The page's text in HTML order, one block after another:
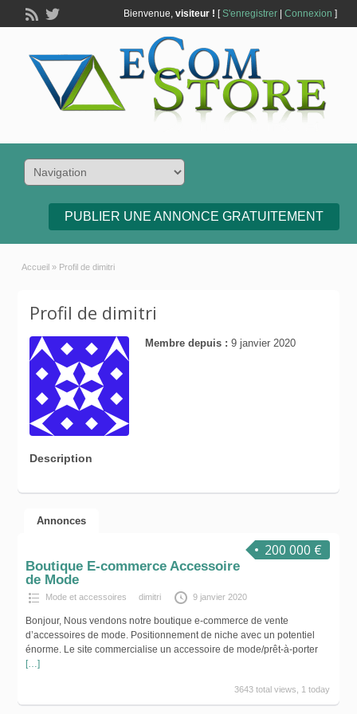
Bienvenue, visiteur ! [S'enregistrer| Connexion ]
PUBLIER UNE ANNONCE GRATUITEMENT
Accueil » Profil de dimitri
Profil de dimitri
Membre depuis : 9 janvier 2020
Description
Annonces
200 000 €
Boutique E-commerce Accessoire
de Mode
Mode et accessoires dimitri 9 janvier 2020
Bonjour, Nous vendons notre boutique e-commerce de vente
d’accessoires de mode. Positionnement de niche avec un potentiel
énorme. Le site commercialise un accessoire de mode/prêt-à-porter
[…]
3643 total views, 1 today